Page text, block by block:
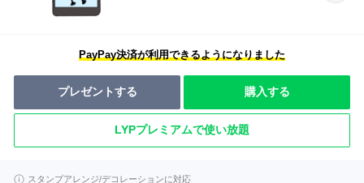
PayPay決済が利用できるようになりました
プレゼントする 購入する
LYPプレミアムで使い放題
スタンプアレンジ/デコレーションに対応